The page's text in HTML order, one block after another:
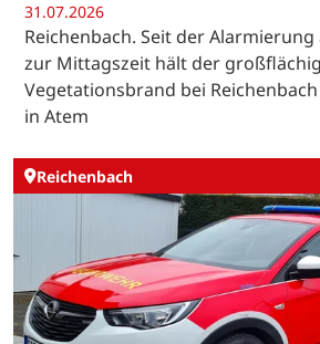
31.07.2026
Reichenbach. Seit der
zur Mittagszeit hält der
Vegetationsbrand bei
in Atem
Reichenbach